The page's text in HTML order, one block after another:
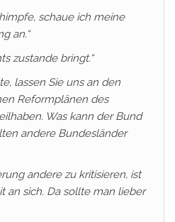
schaue ich meine
an.“
zustande bringt.“
lassen Sie uns an den
Reformplänen des
Was kann der Bund
andere Bundesländer
andere zu kritisieren, ist
an sich. Da sollte man lieber